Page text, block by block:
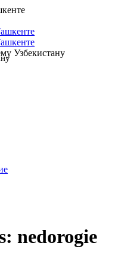
Узбекистану
nedorogie